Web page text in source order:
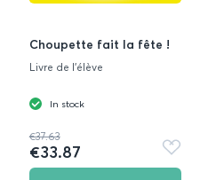
Choupette fait la fête !
Livre de l'élève
In stock
€37.63
€33.87
Add
to